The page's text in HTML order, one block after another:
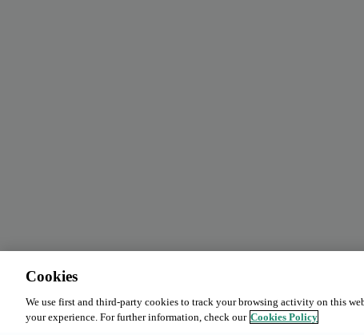
Cookies
We use first and third-party cookies to track your browsing activity on this
your experience. For further information, check our Cookies Policy